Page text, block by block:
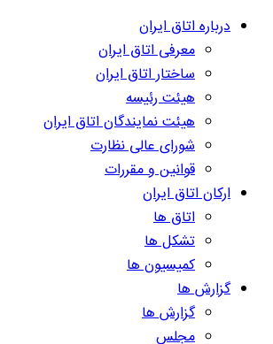
درباره اتاق ایران
معرفی اتاق ایران
ساختار اتاق ایران
هیئت رئیسه
هیئت نمایندگان اتاق ایران
شورای عالی نظارت
قوانین و مقررات
ارکان اتاق ایران
اتاق ها
تشکل ها
کمیسیون ها
گزارش ها
گزارش ها
مجلس